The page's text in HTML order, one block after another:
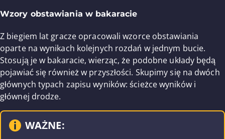
Wzory obstawiania w bakaracie
Z biegiem lat gracze opracowali wzorce obstawiania
oparte na wynikach kolejnych rozdań w jednym bucie.
Stosują je w bakaracie, wierząc, że podobne układy będą
pojawiać się również w przyszłości. Skupimy się na dwóch
głównych typach zapisu wyników: ścieżce wyników i
głównej drodze.
WAŻNE: